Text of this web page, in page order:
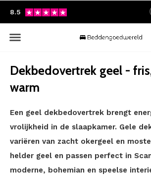
8.5
Dekbedovertrek geel -
warm
Een geel dekbedovertrek brengt
vrolijkheid in de slaapkamer. Gele
variëren van zacht okergeel en
helder geel en passen perfect in
moderne, bohemian en speelse